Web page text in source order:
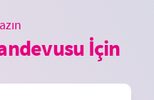
İçin